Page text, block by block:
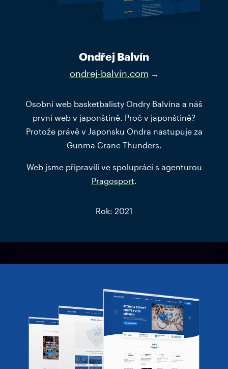
Ondřej Balvín
ondrej-balvin.com →
Osobní web basketbalisty Ondry Balvína a náš
první web v japonštině. Proč v japonštině?
Protože právě v Japonsku Ondra nastupuje za
Gunma Crane Thunders.
Web jsme připravili ve spolupráci s agenturou
Pragosport.
Rok: 2021